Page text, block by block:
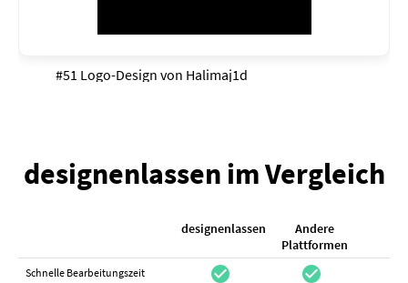
#51 Logo-Design von Halimaj1d
designenlassen im Vergleich
designenlassen
Andere
Plattformen
Schnelle Bearbeitungszeit check_circle check_circle